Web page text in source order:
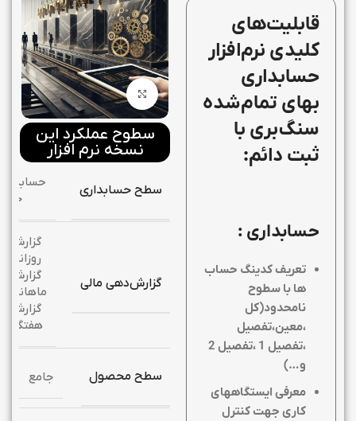
قابلیت‌های
کلیدی نرم‌افزار
حسابداری
بهای تمام‌شده
سنگ‌بری با
ثبت دائم:
حسابداری :
تعریف کدینگ حساب
ها با سطوح
نامحدود(کل
،معین،تفصیل
،تفصیل 1 ،تفصیل 2
و…)
معرفی ایستگاههای
کاری جهت کنترل
بزرگنمایی تصویر
سطوح عملکرد این
نسخه نرم افزار
سطح حسابداری
گزارش‌دهی مالی
گزارش
روزانه,
گزارش
ماهانه,
گزارش
هفتگی
سطح محصول جامع